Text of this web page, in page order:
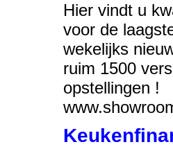
Hier vindt u
voor de
wekelijks
ruim 1500
opstellingen !